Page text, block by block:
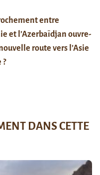
entre
et l’Azerbaïdjan ouvre-
route vers l’Asie
?
DANS CETTE